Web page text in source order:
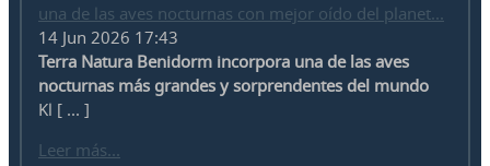
una de las aves nocturnas con mejor oído del planet...
14 Jun 2026 17:43
Terra Natura Benidorm incorpora una de las aves
nocturnas más grandes y sorprendentes del mundo
Kl [ ... ]
Leer más...